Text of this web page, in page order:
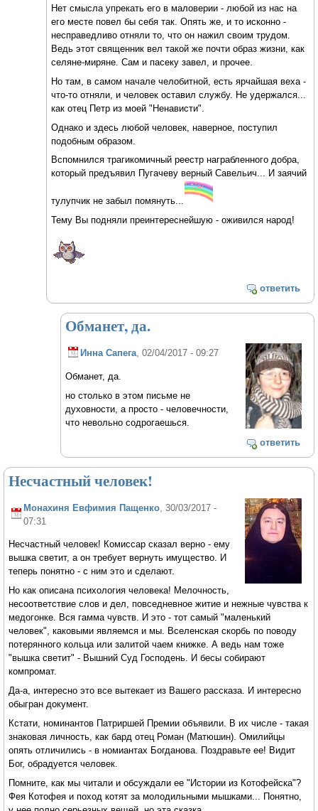
Нет смысла упрекать его в маловерии - любой из нас на
его месте повел бы себя так. Опять же, и то исконно -
несправедливо отняли то, что он нажил своим трудом.
Ведь этот священник вел такой же почти образ жизни, как
селяне-миряне. Сам и пасеку завел, и прочее.
Но там, в самом начале челобитной, есть ярчайшая веха -
что-то отняли, и человек оставил службу. Не удержался...
как отец Петр из моей "Ненависти".
Однако и здесь любой человек, наверное, поступил
подобным образом.
Вспомнился трагикомичный реестр награбленного добра,
который предъявил Пугачеву верный Савельич... И заячий
тулупчик не забыл помянуть...
Тему Вы подняли преинтереснейшую - оживился народ!
ответить
Обманет, да.
Инна Сапега, 02/04/2017 - 09:27
Обманет, да.
но столько в этом письме не
духовности, а просто - человечности,
что невольно содрогаешься.
ответить
Несчастный человек!
Монахиня Евфимия Пащенко , 30/03/2017 -
07:31
Несчастный человек! Комиссар сказал верно - ему
вышка светит, а он требует вернуть имущество. И
теперь понятно - с ним это и сделают.
Но как описана психология человека! Мелочность,
несоответствие слов и дел, повседневное житие и нежные чувства к
медогонке. Вся гамма чувств. И это - тот самый "маленький
человек", каковыми являемся и мы. Вселенская скорбь по поводу
потерянного кольца или залитой чаем книжке. А ведь нам тоже
"вышка светит" - Вышний Суд Господень. И бесы собирают
компромат.
Да-а, интересно это все вытекает из Вашего рассказа. И интересно
обыгран документ.
Кстати, номинантов Патриршей Премии объявили. В их числе - такая
знаковая личность, как бард отец Роман (Матюшин). Омилийцы
опять отличились - в номиантах Богданова. Поздравьте ее! Видит
Бог, обрадуется человек.
Помните, как мы читали и обсуждали ее "Истории из Котофейска"?
Фея Котофея и поход котят за молодильными мышками... Понятно,